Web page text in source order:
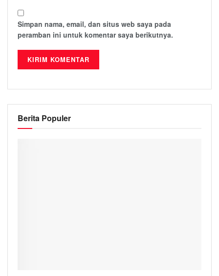
Simpan nama, email, dan situs web saya pada
peramban ini untuk komentar saya berikutnya.
Berita Populer